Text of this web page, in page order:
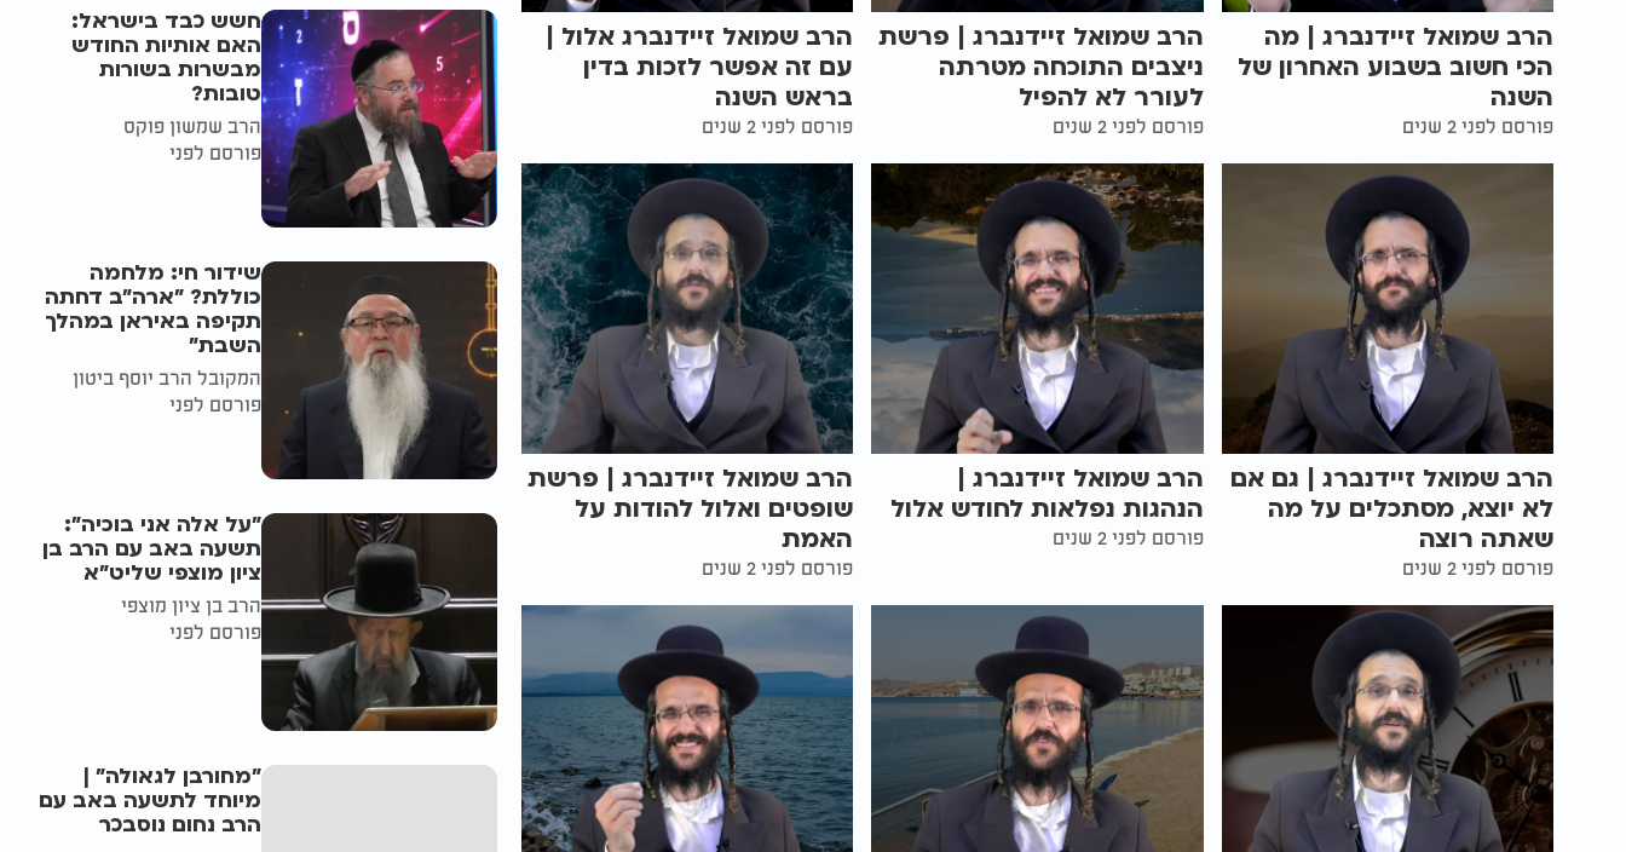
הרב שמואל זיידנברג | מה
הכי חשוב בשבוע האחרון של
השנה
פורסם לפני 2 שנים
הרב שמואל זיידנברג | פרשת
ניצבים התוכחה מטרתה
לעורר לא להפיל
פורסם לפני 2 שנים
הרב שמואל זיידנברג אלול |
עם זה אפשר לזכות בדין
בראש השנה
פורסם לפני 2 שנים
הרב שמואל זיידנברג | גם אם
לא יוצא, מסתכלים על מה
שאתה רוצה
פורסם לפני 2 שנים
הרב שמואל זיידנברג |
הנהגות נפלאות לחודש אלול
פורסם לפני 2 שנים
הרב שמואל זיידנברג | פרשת
שופטים ואלול להודות על
האמת
פורסם לפני 2 שנים
חשש כבד בישראל:
האם אותיות החודש
מבשרות בשורות
טובות?
הרב שמשון פוקס
פורסם לפני
שידור חי: מלחמה
כוללת? ״ארה"ב דחתה
תקיפה באיראן במהלך
השבת״
המקובל הרב יוסף ביטון
פורסם לפני
"על אלה אני בוכיה":
תשעה באב עם הרב בן
ציון מוצפי שליט"א
הרב בן ציון מוצפי
פורסם לפני
"מחורבן לגאולה" |
מיוחד לתשעה באב עם
הרב נחום נוסבכר